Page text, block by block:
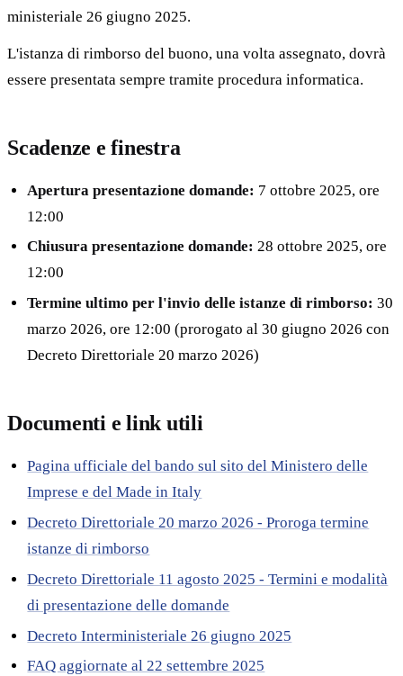
ministeriale 26 giugno 2025.
L'istanza di rimborso del buono, una volta assegnato, dovrà
essere presentata sempre tramite procedura informatica.
Scadenze e finestra
Apertura presentazione domande: 7 ottobre 2025, ore
12:00
Chiusura presentazione domande: 28 ottobre 2025, ore
12:00
Termine ultimo per l'invio delle istanze di rimborso: 30
marzo 2026, ore 12:00 (prorogato al 30 giugno 2026 con
Decreto Direttoriale 20 marzo 2026)
Documenti e link utili
Pagina ufficiale del bando sul sito del Ministero delle
Imprese e del Made in Italy
Decreto Direttoriale 20 marzo 2026 - Proroga termine
istanze di rimborso
Decreto Direttoriale 11 agosto 2025 - Termini e modalità
di presentazione delle domande
Decreto Interministeriale 26 giugno 2025
FAQ aggiornate al 22 settembre 2025